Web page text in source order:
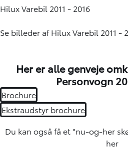
Hilux Varebil 2011 - 2016
Se billeder af Hilux Varebil 2011 -
Her er alle genveje
Personvogn
Brochure
Ekstraudstyr brochure
Du kan også få et "nu-og-her
her